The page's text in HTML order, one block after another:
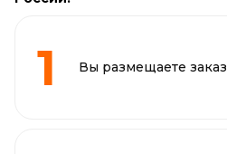
Вы размещаете заказ